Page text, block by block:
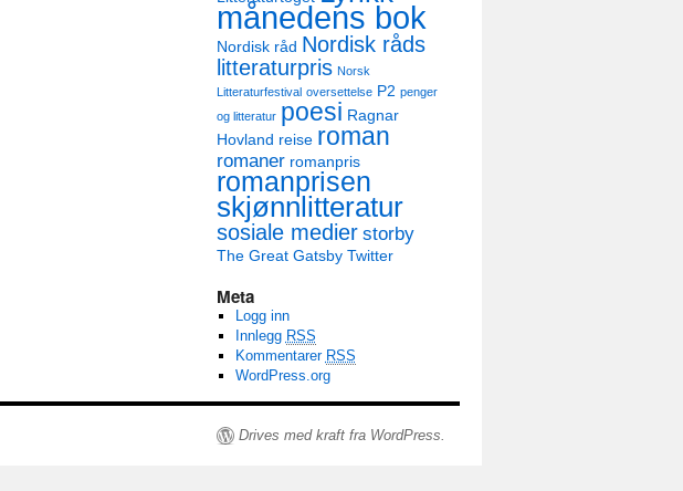
månedens bok
Nordisk råd Nordisk råds
litteraturpris Norsk
Litteraturfestival oversettelse P2 penger
og litteratur poesi Ragnar
Hovland reise roman
romaner romanpris
romanprisen
skjønnlitteratur
sosiale medier storby
The Great Gatsby Twitter
Meta
Logg inn
Innlegg RSS
Kommentarer RSS
WordPress.org
Drives med kraft fra WordPress.